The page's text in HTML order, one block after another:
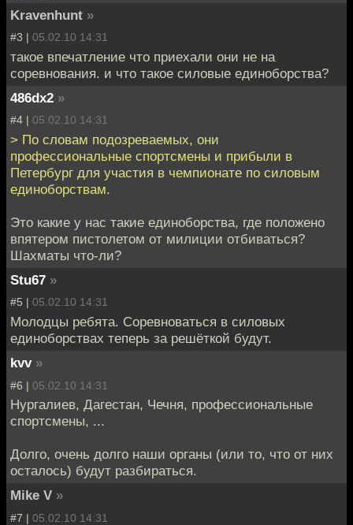
Kravenhunt »
#3 | 05.02.10 14:31
такое впечатление что приехали они не на
соревнования. и что такое силовые единоборства?
486dx2 »
#4 | 05.02.10 14:31
> По словам подозреваемых, они
профессиональные спортсмены и прибыли в
Петербург для участия в чемпионате по силовым
единоборствам.
Это какие у нас такие единоборства, где положено
впятером пистолетом от милиции отбиваться?
Шахматы что-ли?
Stu67 »
#5 | 05.02.10 14:31
Молодцы ребята. Соревноваться в силовых
единоборствах теперь за решёткой будут.
kvv »
#6 | 05.02.10 14:31
Нургалиев, Дагестан, Чечня, профессиональные
спортсмены, ...
Долго, очень долго наши органы (или то, что от них
осталось) будут разбираться.
Mike V »
#7 | 05.02.10 14:31